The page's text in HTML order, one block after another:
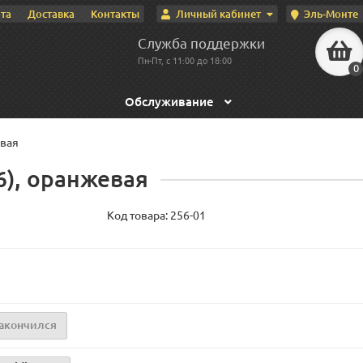
Эль-Монте
Личный кабинет
Доставка Контакты
Служба поддержки
Пн-Пт, с 11:00 до 18:00
0
Обслуживание
оранжевая
Код товара: 256-01